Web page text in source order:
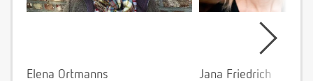
Elena Ortmanns Jana Friedrich